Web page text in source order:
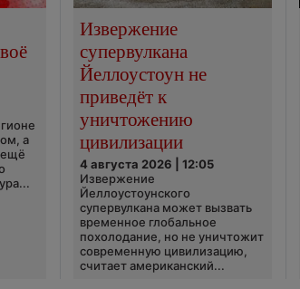
а
ещё
Извержение
супервулкана
Йеллоустоун не
приведёт к
уничтожению
цивилизации
4 августа 2026 | 12:05
Извержение
Йеллоустоунского
супервулкана может вызвать
временное глобальное
похолодание, но не уничтожит
современную цивилизацию,
считает американский...